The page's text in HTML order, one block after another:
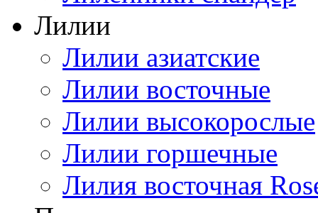
Лилии
Лилии азиатские
Лилии восточные
Лилии высокорослые
Лилии горшечные
Лилия восточная